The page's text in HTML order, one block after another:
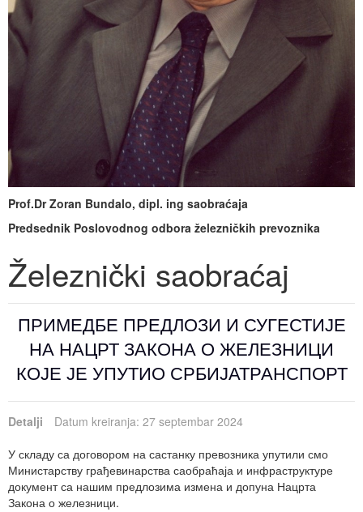
Video materijal
Skupština udruženja
Siva ekonomija
Najnovije vesti
Zastupanje i posredovanje
Fakultet tehničkih nauka Novi Sad
Skupovi i konferencije
Prof.Dr Zoran Bundalo, dipl. ing saobraćaja
Predsednik Poslovodnog odbora železničkih prevoznika
Železnički saobraćaj
ПРИМЕДБЕ ПРЕДЛОЗИ И СУГЕСТИЈЕ
НА НАЦРТ ЗАКОНА О ЖЕЛЕЗНИЦИ
КОЈЕ ЈЕ УПУТИО СРБИЈАТРАНСПОРТ
Detalji
Datum kreiranja: 27 septembar 2024
У складу са договором на састанку превозника упутили смо
Министарству грађевинарства саобраћаја и инфраструктуре
документ са нашим предлозима измена и допуна Нацрта
Закона о железници.